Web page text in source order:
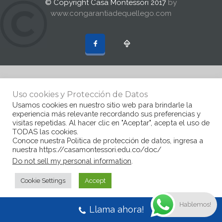
© Copyright Casa Montessori 2017 by
www.congarantiadequellego.com
Uso cookies y Protección de Datos
Usamos cookies en nuestro sitio web para brindarle la
experiencia más relevante recordando sus preferencias y
visitas repetidas. Al hacer clic en "Aceptar", acepta el uso de
TODAS las cookies.
Conoce nuestra Politica de protección de datos, ingresa a
nuestra https://casamontessori.edu.co/doc/
Do not sell my personal information
Cookie Settings Accept
Llama ahora! Hablemos!